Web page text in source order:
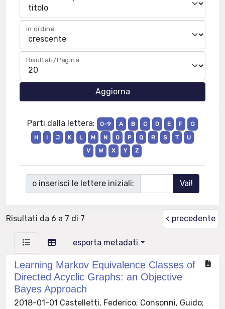
in ordine:
Risultati/Pagina
Parti dalla lettera: 0-9 A B C D E F
G
H
I J K L M N O P Q R S T
U
V
W X Y Z
o inserisci le lettere iniziali:
Risultati da 6 a 7 di 7 < precedente
esporta metadati
Learning Markov Equivalence Classes of
Directed Acyclic Graphs: an Objective
Bayes Approach
2018-01-01 Castelletti, Federico; Consonni, Guido;